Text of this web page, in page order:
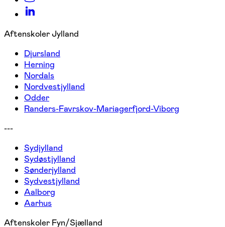
Aftenskoler Jylland
Djursland
Herning
Nordals
Nordvestjylland
Odder
Randers-Favrskov-Mariagerfjord-Viborg
---
Sydjylland
Sydøstjylland
Sønderjylland
Sydvestjylland
Aalborg
Aarhus
Aftenskoler Fyn/Sjælland